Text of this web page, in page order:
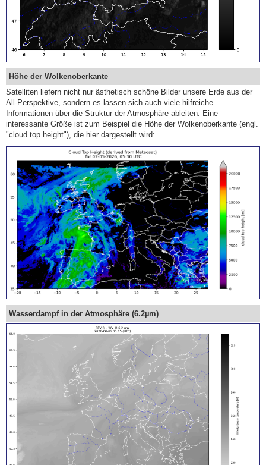
Höhe der Wolkenoberkante
Satelliten liefern nicht nur ästhetisch schöne Bilder unsere Erde aus der
All-Perspektive, sondern es lassen sich auch viele hilfreiche
Informationen über die Struktur der Atmosphäre ableiten. Eine
interessante Größe ist zum Beispiel die Höhe der Wolkenoberkante (engl.
"cloud top height"), die hier dargestellt wird:
Wasserdampf in der Atmosphäre (6.2µm)